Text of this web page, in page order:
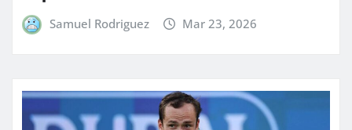
Samuel Rodriguez Mar 23, 2026